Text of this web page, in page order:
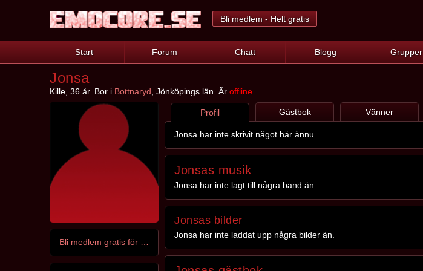
Bli medlem - Helt gratis
Start Forum Chatt Blogg Grupper
Jonsa
Kille, 36 år. Bor i Bottnaryd , Jönköpings län. Är offline
Profil Gästbok Vänner
Jonsa har inte skrivit något här ännu
Jonsas musik
Jonsa har inte lagt till några band än
Jonsas bilder
Jonsa har inte laddat upp några bilder än.